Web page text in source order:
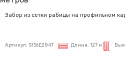
Забор из сетки рабицы на профильном
Артикул: S136E2847 Длина: 127 м